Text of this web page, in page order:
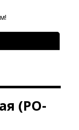
(PO-